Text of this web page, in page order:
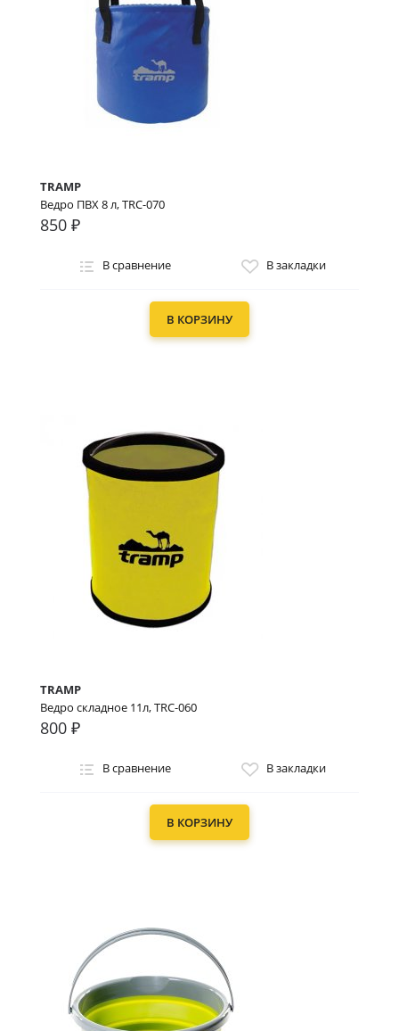
TRAMP
Ведро ПВХ 8 л, TRC-070
850 ₽
В сравнение В закладки
В КОРЗИНУ
TRAMP
Ведро складное 11л, TRC-060
800 ₽
В сравнение В закладки
В КОРЗИНУ